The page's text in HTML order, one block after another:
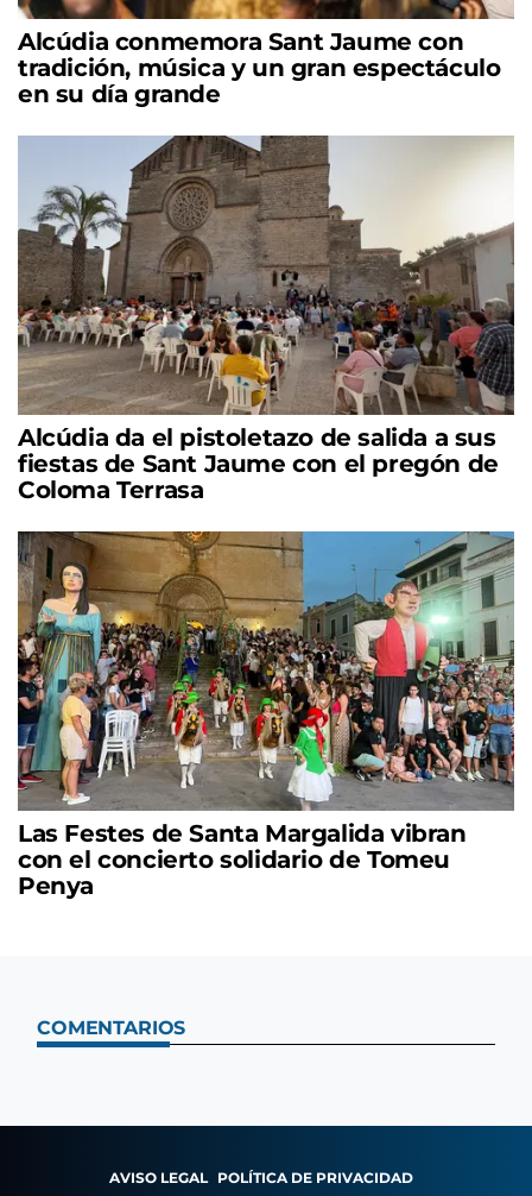
Alcúdia conmemora Sant Jaume con
tradición, música y un gran espectáculo
en su día grande
Alcúdia da el pistoletazo de salida a sus
fiestas de Sant Jaume con el pregón de
Coloma Terrasa
Las Festes de Santa Margalida vibran
con el concierto solidario de Tomeu
Penya
COMENTARIOS
AVISO LEGAL POLÍTICA DE PRIVACIDAD